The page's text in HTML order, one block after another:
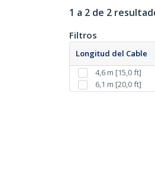
1 a 2 de 2
Filtros
Longitud del Cable
4,6 m [15,0 ft]
6,1 m [20,0 ft]